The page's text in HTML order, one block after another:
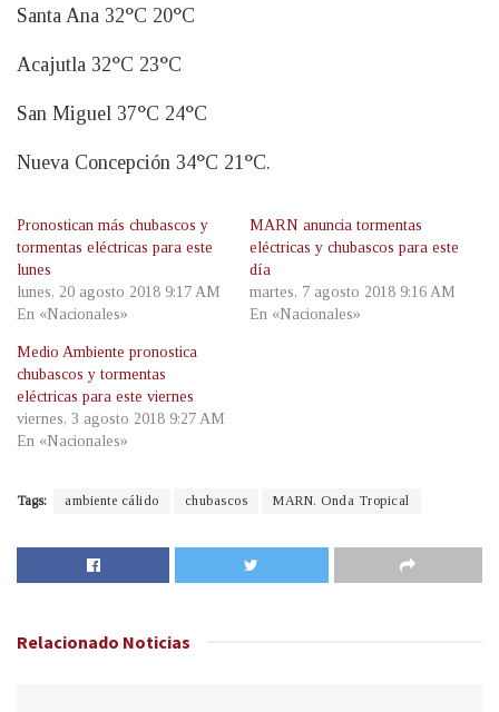
Santa Ana 32°C 20°C
Acajutla 32°C 23°C
San Miguel 37°C 24°C
Nueva Concepción 34°C 21°C.
Pronostican más chubascos y
tormentas eléctricas para este
lunes
lunes, 20 agosto 2018 9:17 AM
En «Nacionales»
MARN anuncia tormentas
eléctricas y chubascos para este
día
martes, 7 agosto 2018 9:16 AM
En «Nacionales»
Medio Ambiente pronostica
chubascos y tormentas
eléctricas para este viernes
viernes, 3 agosto 2018 9:27 AM
En «Nacionales»
Tags: ambiente cálido chubascos MARN. Onda Tropical
Relacionado Noticias